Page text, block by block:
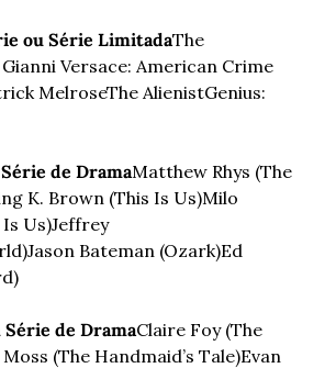
ou Série LimitadaThe
Versace: American Crime
MelroseThe AlienistGenius:
de DramaMatthew Rhys (The
K. Brown (This Is Us)Milo
Us)Jeffrey
Jason Bateman (Ozark)Ed
de DramaClaire Foy (The
(The Handmaid’s Tale)Evan